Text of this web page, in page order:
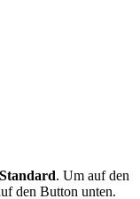
Standard. Um auf den
den Button unten.